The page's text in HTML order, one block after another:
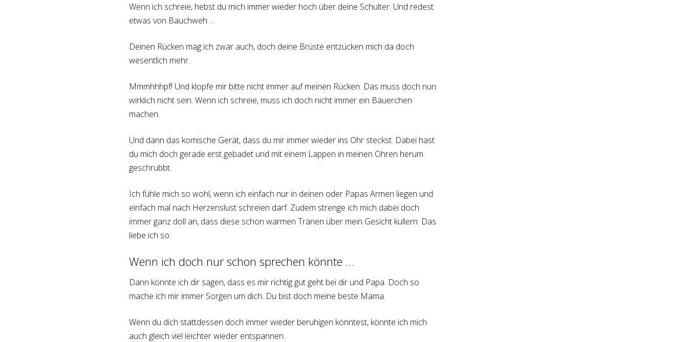
Wenn ich schreie, hebst du mich immer wieder hoch über deine Schulter. Und redest
etwas von Bauchweh …
Deinen Rücken mag ich zwar auch, doch deine Brüste entzücken mich da doch
wesentlich mehr.
Mmmhhhpf! Und klopfe mir bitte nicht immer auf meinen Rücken. Das muss doch nun
wirklich nicht sein. Wenn ich schreie, muss ich doch nicht immer ein Bäuerchen
machen.
Und dann das komische Gerät, dass du mir immer wieder ins Ohr steckst. Dabei hast
du mich doch gerade erst gebadet und mit einem Lappen in meinen Ohren herum
geschrubbt.
Ich fühle mich so wohl, wenn ich einfach nur in deinen oder Papas Armen liegen und
einfach mal nach Herzenslust schreien darf. Zudem strenge ich mich dabei doch
immer ganz doll an, dass diese schön warmen Tränen über mein Gesicht kullern. Das
liebe ich so.
Wenn ich doch nur schon sprechen könnte …
Dann könnte ich dir sagen, dass es mir richtig gut geht bei dir und Papa. Doch so
mache ich mir immer Sorgen um dich. Du bist doch meine beste Mama.
Wenn du dich stattdessen doch immer wieder beruhigen könntest, könnte ich mich
auch gleich viel leichter wieder entspannen.